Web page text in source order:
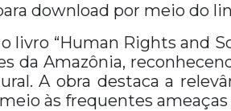
download por meio do
“Human Rights and
da Amazônia,
A obra destaca a
às frequentes